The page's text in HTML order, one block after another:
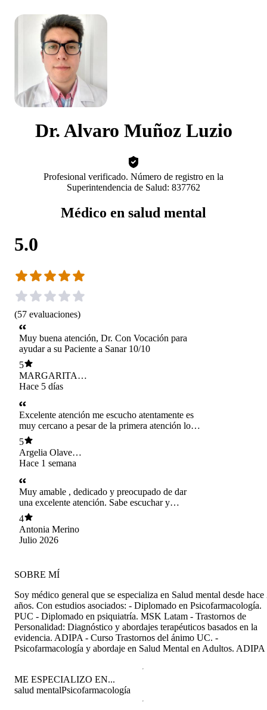
Dr. Alvaro Muñoz Luzio
Profesional verificado. Número de registro en la
Superintendencia de Salud: 837762
Médico en salud mental
5.0
(57 evaluaciones)
Muy buena atención, Dr. Con Vocación para
ayudar a su Paciente a Sanar 10/10
5
MARGARITA
DIAZ
Hace 5 días
Excelente atención me escucho atentamente es
muy cercano a pesar de la primera atención lo
recomiendo mucho.
5
Argelia Olave
Salinas
Hace 1 semana
Muy amable , dedicado y preocupado de dar
una excelente atención. Sabe escuchar y
explicar muy bien el cuadro que uno tiene, lo
recomendaría en un 100%
4
Antonia Merino
Julio 2026
SOBRE MÍ
Soy médico general que se especializa en Salud mental desde hace
años. Con estudios asociados: - Diplomado en Psicofarmacología.
PUC - Diplomado en psiquiatría. MSK Latam - Trastornos de
Personalidad: Diagnóstico y abordajes terapéuticos basados en la
evidencia. ADIPA - Curso Trastornos del ánimo UC. -
Psicofarmacología y abordaje en Salud Mental en Adultos. ADIPA
ME ESPECIALIZO EN...
salud mentalPsicofarmacología